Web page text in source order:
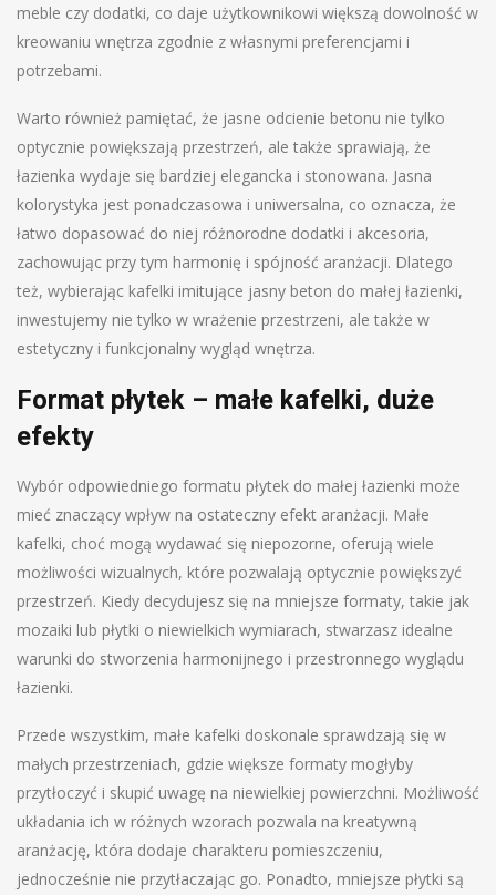
meble czy dodatki, co daje użytkownikowi większą dowolność w
kreowaniu wnętrza zgodnie z własnymi preferencjami i
potrzebami.
Warto również pamiętać, że jasne odcienie betonu nie tylko
optycznie powiększają przestrzeń, ale także sprawiają, że
łazienka wydaje się bardziej elegancka i stonowana. Jasna
kolorystyka jest ponadczasowa i uniwersalna, co oznacza, że
łatwo dopasować do niej różnorodne dodatki i akcesoria,
zachowując przy tym harmonię i spójność aranżacji. Dlatego
też, wybierając kafelki imitujące jasny beton do małej łazienki,
inwestujemy nie tylko w wrażenie przestrzeni, ale także w
estetyczny i funkcjonalny wygląd wnętrza.
Format płytek – małe kafelki, duże
efekty
Wybór odpowiedniego formatu płytek do małej łazienki może
mieć znaczący wpływ na ostateczny efekt aranżacji. Małe
kafelki, choć mogą wydawać się niepozorne, oferują wiele
możliwości wizualnych, które pozwalają optycznie powiększyć
przestrzeń. Kiedy decydujesz się na mniejsze formaty, takie jak
mozaiki lub płytki o niewielkich wymiarach, stwarzasz idealne
warunki do stworzenia harmonijnego i przestronnego wyglądu
łazienki.
Przede wszystkim, małe kafelki doskonale sprawdzają się w
małych przestrzeniach, gdzie większe formaty mogłyby
przytłoczyć i skupić uwagę na niewielkiej powierzchni. Możliwość
układania ich w różnych wzorach pozwala na kreatywną
aranżację, która dodaje charakteru pomieszczeniu,
jednocześnie nie przytłaczając go. Ponadto, mniejsze płytki są